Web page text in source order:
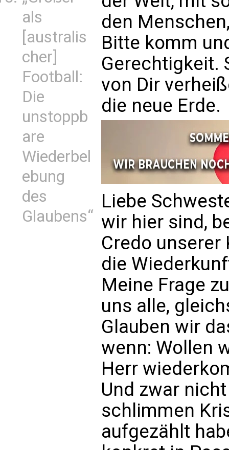
als
[australis
cher]
Football:
Die
unstoppb
are
Wiederbel
ebung
des
Glaubens“
den
Bitte komm
Gerechtigkeit.
von Dir
die neue Erde.
Liebe
wir hier sind,
Credo unserer
die
Meine Frage
uns alle,
Glauben wir
wenn: Wollen
Herr
Und zwar
schlimmen
aufgezählt